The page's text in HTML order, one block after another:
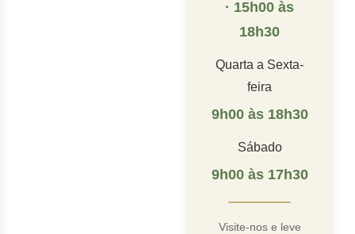
· 15h00 às
18h30
Quarta a Sexta-
feira
9h00 às 18h30
Sábado
9h00 às 17h30
Visite-nos e leve